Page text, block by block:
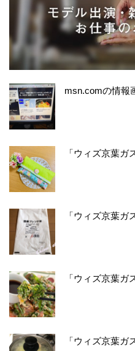
msn.comの情報
「ウィズ京葉ガ
「ウィズ京葉ガ
「ウィズ京葉ガ
「ウィズ京葉ガ